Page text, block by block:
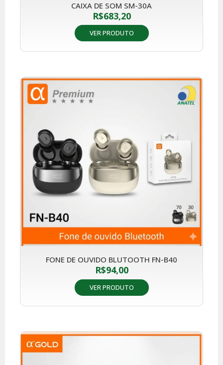
CAIXA DE SOM SM-30A
R$683,20
VER PRODUTO
FONE DE OUVIDO BLUTOOTH FN-B40
R$94,00
VER PRODUTO